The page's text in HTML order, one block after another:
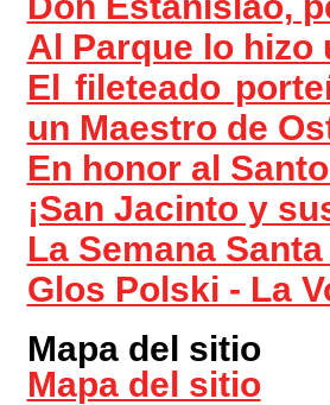
Al Parque lo hizo
El fileteado
un Maestro de
En honor al
¡San Jacinto y
La Semana
Glos Polski - La
Mapa del sitio
Mapa del sitio